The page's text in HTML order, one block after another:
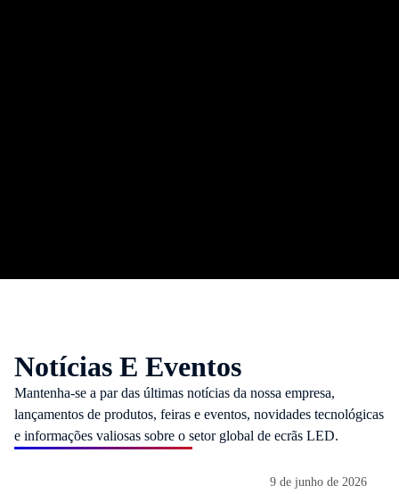
Notícias E Eventos
Mantenha-se a par das últimas notícias da nossa empresa,
lançamentos de produtos, feiras e eventos, novidades tecnológicas
e informações valiosas sobre o setor global de ecrãs LED.
9 de junho de 2026